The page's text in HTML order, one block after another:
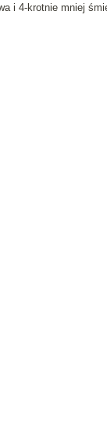
i 4-krotnie mniej